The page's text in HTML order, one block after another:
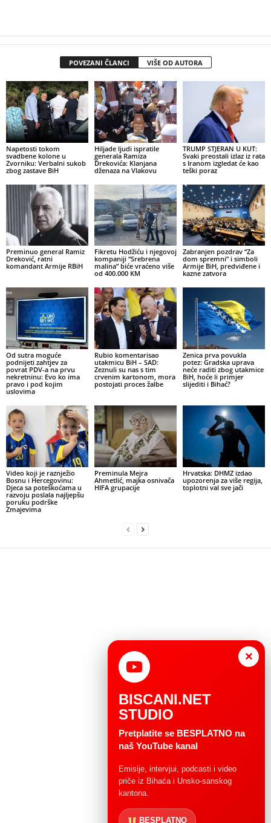
POVEZANI ČLANCI VIŠE OD AUTORA
Napetosti tokom
svadbene kolone u
Zvorniku: Verbalni sukob
zbog zastave BiH
Hiljade ljudi ispratile
generala Ramiza
Drekovića: Klanjana
dženaza na Vlakovu
TRUMP STJERAN U KUT:
Svaki preostali izlaz iz rata
s Iranom izgledat će kao
teški poraz
Preminuo general Ramiz
Dreković, ratni
komandant Armije RBiH
Fikretu Hodžiću i njegovoj
kompaniji “Srebrena
malina” biće vraćeno više
od 400.000 KM
Zabranjen pozdrav “Za
dom spremni” i simboli
Armije BiH, predviđene i
kazne zatvora
Od sutra moguće
podnijeti zahtjev za
povrat PDV-a na prvu
nekretninu: Evo ko ima
pravo i pod kojim
uslovima
Rubio komentarisao
utakmicu BiH – SAD:
Zeznuli su nas s tim
crvenim kartonom, mora
postojati proces žalbe
Zenica prva povukla
potez: Gradska uprava
neće raditi zbog utakmice
BiH, hoće li primjer
slijediti i Bihać?
Video koji je raznježio
Bosnu i Hercegovinu:
Djeca sa poteškoćama u
razvoju poslala najljepšu
poruku podrške
Zmajevima
Preminula Mejra
Ahmetlić, majka osnivača
HIFA grupacije
Hrvatska: DHMZ izdao
upozorenja za više regija,
toplotni val sve jači
×
BISCANI.NET
STUDIO
Pretplatite se BESPLATNO na
naš YouTube kanal
Emisije, intervjui, podcasti i video
priče iz Bihaća i Unsko-sanskog
kantona.
BESPLATNO